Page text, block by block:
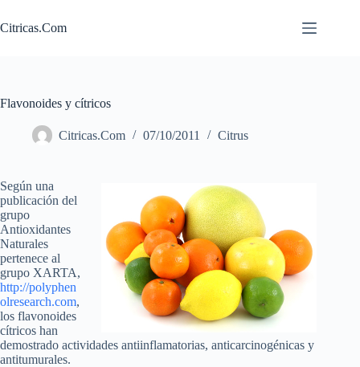
al
contenido
Citricas.Com
Flavonoides y cítricos
Citricas.Com 07/10/2011 Citrus
Según una
publicación del
grupo
Antioxidantes
Naturales
pertenece al
grupo XARTA,
http://polyphen
olresearch.com,
los flavonoides
cítricos han
demostrado actividades antiinflamatorias, anticarcinogénicas y
antitumurales.